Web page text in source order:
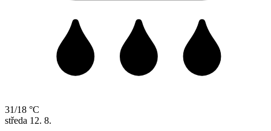
31/18 °C
středa 12. 8.